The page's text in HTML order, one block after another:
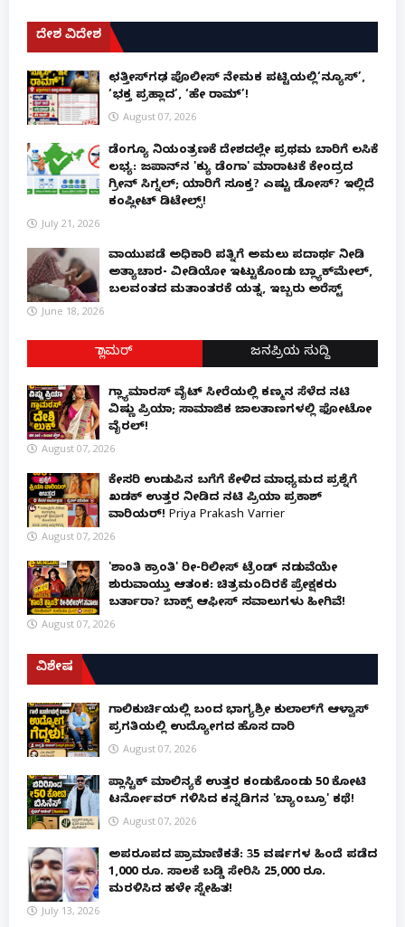
ದೇಶ ವಿದೇಶ
ಛತ್ತೀಸ್‌ಗಢ ಪೊಲೀಸ್ ನೇಮಕ ಪಟ್ಟಿಯಲ್ಲಿ‘ನ್ಯೂಸ್’,
‘ಭಕ್ತ ಪ್ರಹ್ಲಾದ’, ‘ಹೇ ರಾಮ್’!
August 07, 2026
ಡೆಂಗ್ಯೂ ನಿಯಂತ್ರಣಕ್ಕೆ ದೇಶದಲ್ಲೇ ಪ್ರಥಮ ಬಾರಿಗೆ ಲಸಿಕೆ
ಲಭ್ಯ: ಜಪಾನ್‌ನ 'ಕ್ಯು ಡೆಂಗಾ' ಮಾರಾಟಕ್ಕೆ ಕೇಂದ್ರದ
ಗ್ರೀನ್ ಸಿಗ್ನಲ್; ಯಾರಿಗೆ ಸೂಕ್ತ? ಎಷ್ಟು ಡೋಸ್? ಇಲ್ಲಿದೆ
ಕಂಪ್ಲೀಟ್ ಡಿಟೇಲ್ಸ್!
July 21, 2026
ವಾಯುಪಡೆ ಅಧಿಕಾರಿ ಪತ್ನಿಗೆ ಅಮಲು ಪದಾರ್ಥ ನೀಡಿ
ಅತ್ಯಾಚಾರ- ವೀಡಿಯೋ ಇಟ್ಟುಕೊಂಡು ಬ್ಲ್ಯಾಕ್‌ಮೇಲ್,
ಬಲವಂತದ ಮತಾಂತರಕ್ಕೆ ಯತ್ನ, ಇಬ್ಬರು ಅರೆಸ್ಟ್
June 18, 2026
ಗ್ಲಾಮರ್ ಜನಪ್ರಿಯ ಸುದ್ದಿ
ಗ್ಲ್ಯಾಮಾರಸ್ ವೈಟ್‌ ಸೀರೆಯಲ್ಲಿ ಕಣ್ಮನ ಸೆಳೆದ ನಟಿ
ವಿಷ್ಣು ಪ್ರಿಯಾ; ಸಾಮಾಜಿಕ ಜಾಲತಾಣಗಳಲ್ಲಿ ಫೋಟೋ
ವೈರಲ್!
August 07, 2026
ಕೇಸರಿ ಉಡುಪಿನ ಬಗೆಗೆ ಕೇಳಿದ ಮಾಧ್ಯಮದ ಪ್ರಶ್ನೆಗೆ
ಖಡಕ್ ಉತ್ತರ ನೀಡಿದ ನಟಿ ಪ್ರಿಯಾ ಪ್ರಕಾಶ್
ವಾರಿಯರ್! Priya Prakash Varrier
August 07, 2026
'ಶಾಂತಿ ಕ್ರಾಂತಿ' ರೀ-ರಿಲೀಸ್ ಟ್ರೆಂಡ್ ನಡುವೆಯೇ
ಶುರುವಾಯ್ತು ಆತಂಕ: ಚಿತ್ರಮಂದಿರಕ್ಕೆ ಪ್ರೇಕ್ಷಕರು
ಬರ್ತಾರಾ? ಬಾಕ್ಸ್ ಆಫೀಸ್ ಸವಾಲುಗಳು ಹೀಗಿವೆ!
August 07, 2026
ವಿಶೇಷ
ಗಾಲಿಕುರ್ಚಿಯಲ್ಲಿ ಬಂದ ಭಾಗ್ಯಶ್ರೀ ಕುಲಾಲ್‌ಗೆ ಆಳ್ವಾಸ್
ಪ್ರಗತಿಯಲ್ಲಿ ಉದ್ಯೋಗದ ಹೊಸ ದಾರಿ
August 07, 2026
ಪ್ಲಾಸ್ಟಿಕ್ ಮಾಲಿನ್ಯಕ್ಕೆ ಉತ್ತರ ಕಂಡುಕೊಂಡು ₹50 ಕೋಟಿ
ಟರ್ನೋವರ್ ಗಳಿಸಿದ ಕನ್ನಡಿಗನ 'ಬ್ಯಾಂಬ್ರೂ' ಕಥೆ!
August 07, 2026
ಅಪರೂಪದ ಪ್ರಾಮಾಣಿಕತೆ: 35 ವರ್ಷಗಳ ಹಿಂದೆ ಪಡೆದ
1,000 ರೂ. ಸಾಲಕ್ಕೆ ಬಡ್ಡಿ ಸೇರಿಸಿ 25,000 ರೂ.
ಮರಳಿಸಿದ ಹಳೇ ಸ್ನೇಹಿತ!
July 13, 2026